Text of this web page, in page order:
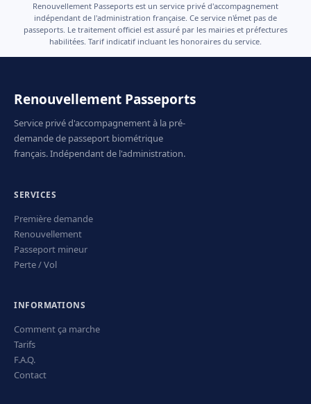
Renouvellement Passeports est un service privé d'accompagnement
indépendant de l'administration française. Ce service n'émet pas de
passeports. Le traitement officiel est assuré par les mairies et préfectures
habilitées. Tarif indicatif incluant les honoraires du service.
Renouvellement Passeports
Service privé d'accompagnement à la pré-
demande de passeport biométrique
français. Indépendant de l'administration.
SERVICES
Première demande
Renouvellement
Passeport mineur
Perte / Vol
INFORMATIONS
Comment ça marche
Tarifs
F.A.Q.
Contact